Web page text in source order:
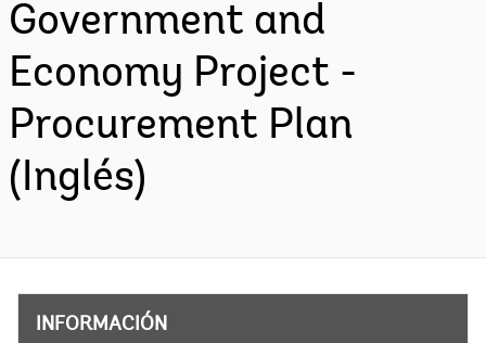
Government and
Economy Project -
Procurement Plan
(Inglés)
INFORMACIÓN